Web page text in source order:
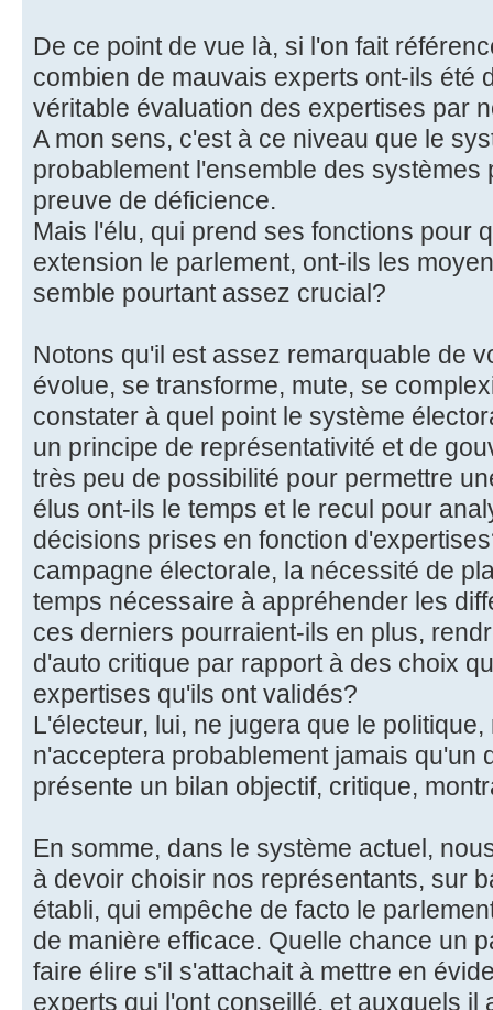
De ce point de vue là, si l'on fait
combien de mauvais experts ont-ils été
véritable évaluation des expertises par
A mon sens, c'est à ce niveau que le
probablement l'ensemble des systèmes
preuve de déficience.
Mais l'élu, qui prend ses fonctions pour
extension le parlement, ont-ils les
semble pourtant assez crucial?
Notons qu'il est assez remarquable de
évolue, se transforme, mute, se
constater à quel point le système
un principe de représentativité et de
très peu de possibilité pour permettre
élus ont-ils le temps et le recul pour
décisions prises en fonction
campagne électorale, la nécessité de
temps nécessaire à appréhender les
ces derniers pourraient-ils en plus,
d'auto critique par rapport à des choix
expertises qu'ils ont validés?
L'électeur, lui, ne jugera que le
n'acceptera probablement jamais qu'un
présente un bilan objectif, critique,
En somme, dans le système actuel,
à devoir choisir nos représentants, sur
établi, qui empêche de facto le
de manière efficace. Quelle chance un
faire élire s'il s'attachait à mettre en
experts qui l'ont conseillé, et auxquels il